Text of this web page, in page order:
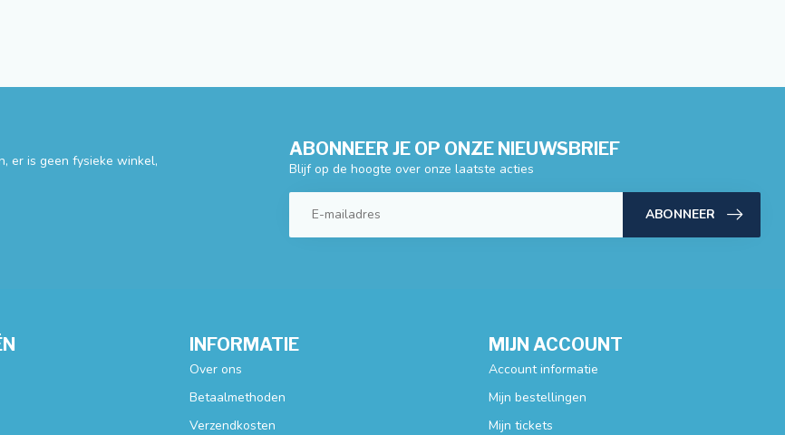
er is geen fysieke winkel,
ABONNEER JE OP ONZE NIEUWSBRIEF
Blijf op de hoogte over onze laatste acties
ABONNEER
INFORMATIE
Over ons
Betaalmethoden
Verzendkosten
MIJN ACCOUNT
Account informatie
Mijn bestellingen
Mijn tickets